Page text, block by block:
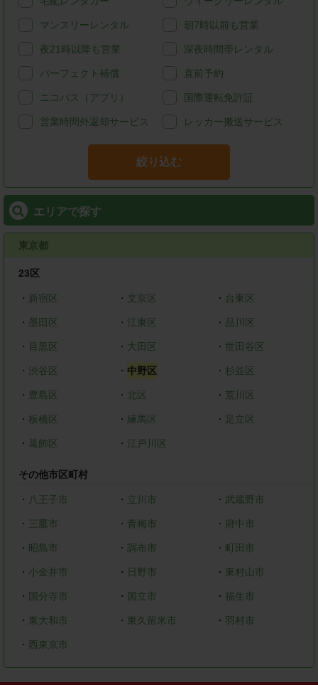
マンスリーレンタル 朝7時以前も営業
夜21時以降も営業 深夜時間帯レンタル
パーフェクト補償 直前予約
ニコパス（アプリ） 国際運転免許証
営業時間外返却サービス レッカー搬送サービス
絞り込む
エリアで探す
東京都
23区
・ 新宿区 ・ 文京区 ・ 台東区
・ 墨田区 ・ 江東区 ・ 品川区
・ 目黒区 ・ 大田区 ・世田谷区
・ 渋谷区 ・ 中野区 ・杉並区
・ 豊島区 ・ 北区 ・ 荒川区
・ 板橋区 ・ 練馬区 ・ 足立区
・ 葛飾区 ・ 江戸川区
その他市区町村
・ 八王子市 ・ 立川市 ・ 武蔵野市
・ 三鷹市 ・ 青梅市 ・ 府中市
・ 昭島市 ・ 調布市 ・ 町田市
・ 小金井市 ・ 日野市 ・ 東村山市
・ 国分寺市 ・ 国立市 ・ 福生市
・ 東大和市 ・ 東久留米市 ・羽村市
・ 西東京市